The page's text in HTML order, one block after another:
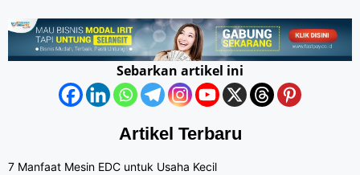
Sebarkan artikel ini
Artikel Terbaru
7 Manfaat Mesin EDC untuk Usaha Kecil